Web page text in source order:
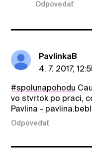
Odpovedať
PavlinkaB
4. 7. 2017,
#spolunapohodu
vo stvrtok po praci,
Pavlina -
Odpovedať